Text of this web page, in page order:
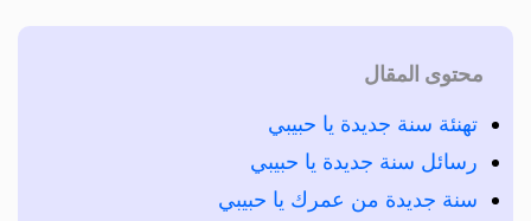
محتوى المقال
تهنئة سنة جديدة يا حبيبي
رسائل سنة جديدة يا حبيبي
سنة جديدة من عمرك يا حبيبي